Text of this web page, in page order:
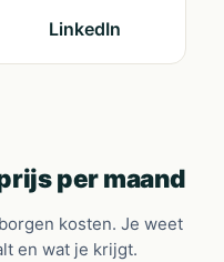
LinkedIn
per maand
kosten. Je weet
en wat je krijgt.